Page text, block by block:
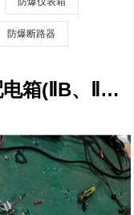
防爆断路器
XQB58 防爆动力(电磁) 配电箱(ⅡB、ⅡC, 户内、户外)